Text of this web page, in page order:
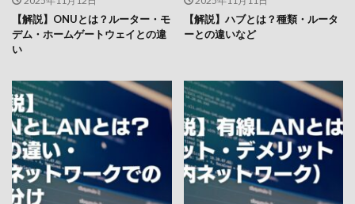
【解説】ONUとは？ルーター・モ
デム・ホームゲートウェイとの違
い
【解説】ハブとは？種類・ルータ
ーとの違いなど